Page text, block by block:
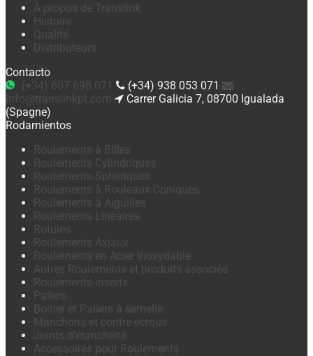
À propos de Translink
Histoire
Qualité
Distributeurs
Contacto
(+34) 607 698 071
(+34) 938 053 071
info@translinkpt.com
Carrer Galicia 7, 08700 Igualada
(Spagne)
Rodamientos
Roulements à Billes
Roulements Cylindriques
Roulements Sphériques
Roulements à Rouleaux Coniques
Roulements à Aiguilles
Roulements Linéaires
Rotules
Roulements Axiaux
Roulements en Acier Inoxydable
Autres Roulements et produits associés
Roulements-inserts
Paliers
Boîtier et Paliers à semelle
Manchons et contre-écrous
Joints d’étanchéité
Accessoires pour Roulements